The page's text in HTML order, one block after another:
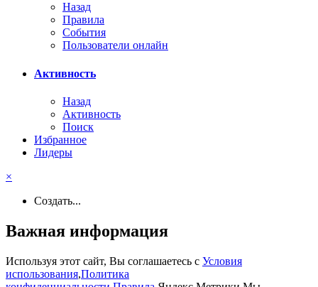
Назад
Правила
События
Пользователи онлайн
Активность
Назад
Активность
Поиск
Избранное
Лидеры
×
Создать...
Важная информация
Используя этот сайт, Вы соглашаетесь с Условия
использования,Политика